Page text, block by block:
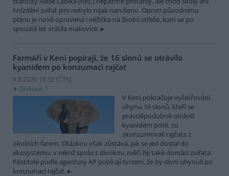
hnízdění zvířat jimi nebylo nijak narušeno. Oproti původnímu
plánu je nově opravená i věžička na školní střeše, kam se po
spoustě let vrátila makovice.
Farmáři v Keni popírají, že 16 slonů se otrávilo
kyanidem po konzumaci rajčat
8.8.2026 18:32 (ČTK)
Diskuse: 1
V Keni pokračuje vyšetřování
úhynu 16 slonů, kteří se
pravděpodobně otrávili
kyanidem poté, co
zkonzumovali rajčata z
okolních farem. Otázkou však zůstává, jak se jed dostal do
ekosystému, v němž spolu s divokou zvěří žijí také domácí zvířata.
Pěstitelé podle agentury AP popírají tvrzení, že by sloni uhynuli po
konzumaci rajčat.